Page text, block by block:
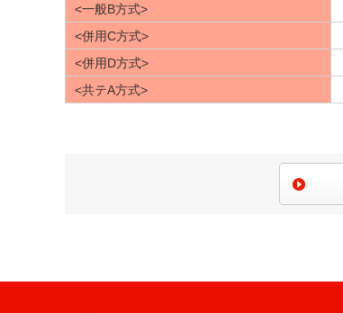
<一般B方式>
<併用C方式>
<併用D方式>
<共テA方式>